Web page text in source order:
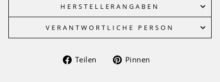
HERSTELLERANGABEN
VERANTWORTLICHE PERSON
Teilen
Auf
Pinnen